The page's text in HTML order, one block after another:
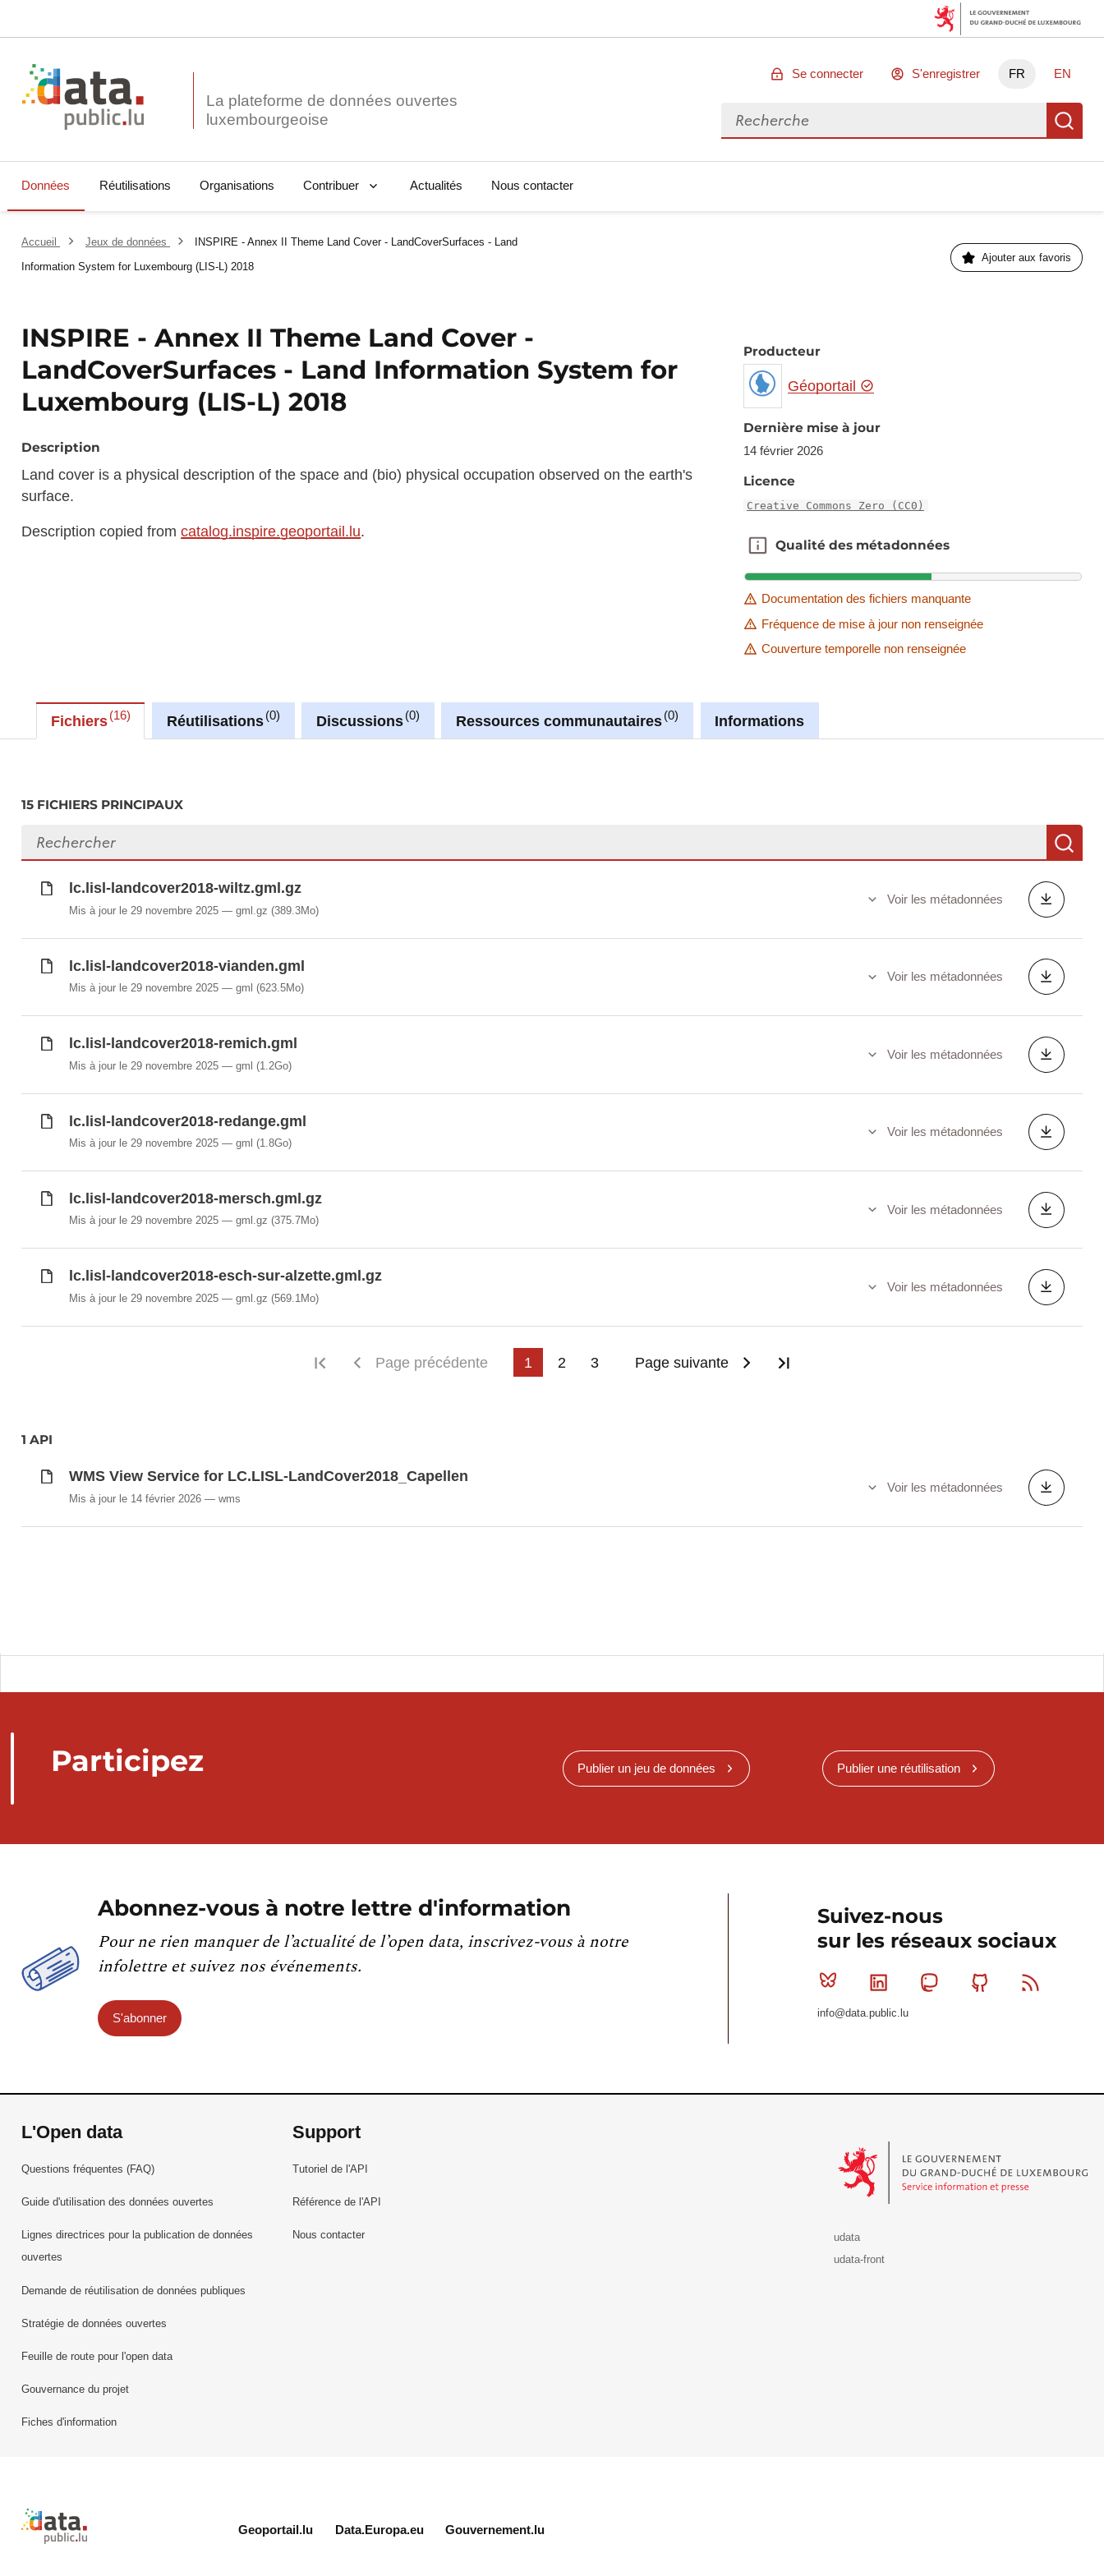
La plateforme de données ouvertes
Se connecter S'enregistrer FR EN
Rechercher des données
Données Réutilisations Organisations Contribuer Actualités Nous contacter
Accueil Jeux de données
INSPIRE - Annex II Theme Land Cover - LandCoverSurfaces - Land
Information System for Luxembourg (LIS-L) 2018
Ajouter aux favoris
INSPIRE - Annex II Theme Land Cover -
LandCoverSurfaces - Land Information System for
Luxembourg (LIS-L) 2018
Description
Land cover is a physical description of the space and (bio) physical occupation observed on the earth's
surface.
Description copied fromcatalog.inspire.geoportail.lu.
Producteur
Géoportail
Dernière mise à jour
14 février 2026
Licence
Creative Commons Zero (CC0)
Qualité des métadonnées
Qualité des métadonnées
Documentation des fichiers manquante
Fréquence de mise à jour non renseignée
Couverture temporelle non renseignée
Fichiers 16 Réutilisations 0 Discussions 0 Ressources communautaires 0 Informations
15 FICHIERS PRINCIPAUX
Rechercher des fichiers
lc.lisl-landcover2018-wiltz.gml.gz
Mis à jour le 29 novembre 2025 gml.gz(389.3Mo)
Voir les métadonnées
lc.lisl-landcover2018-vianden.gml
Mis à jour le 29 novembre 2025 gml(623.5Mo)
Voir les métadonnées
lc.lisl-landcover2018-remich.gml
Mis à jour le 29 novembre 2025 gml(1.2Go)
Voir les métadonnées
lc.lisl-landcover2018-redange.gml
Mis à jour le 29 novembre 2025 gml(1.8Go)
Voir les métadonnées
lc.lisl-landcover2018-mersch.gml.gz
Mis à jour le 29 novembre 2025 gml.gz(375.7Mo)
Voir les métadonnées
lc.lisl-landcover2018-esch-sur-alzette.gml.gz
Mis à jour le 29 novembre 2025 gml.gz(569.1Mo)
Voir les métadonnées
Première page
Page précédente 1 2 3 Page suivante
1 API
WMS View Service for LC.LISL-LandCover2018_Capellen
Mis à jour le 14 février 2026 wms
Voir les métadonnées
Participez Publier un jeu de données Publier une réutilisation
Abonnez-vous à notre lettre d'information
Pour ne rien manquer de l’actualité de l’open data, inscrivez-vous à notre
infolettre et suivez nos événements.
S'abonner
Suivez-nous
sur les réseaux sociaux
Bluesky Linkedin MastodonGithub
info@data.public.lu
L'Open data
Questions fréquentes (FAQ)
Guide d'utilisation des données ouvertes
Lignes directrices pour la publication de données
ouvertes
Demande de réutilisation de données publiques
Stratégie de données ouvertes
Feuille de route pour l'open data
Gouvernance du projet
Fiches d'information
Support
Tutoriel de l'API
Référence de l'API
Nous contacter
udata
udata-front
Retour à l'accueil de data.public.lu
Geoportail.lu Data.Europa.eu Gouvernement.lu